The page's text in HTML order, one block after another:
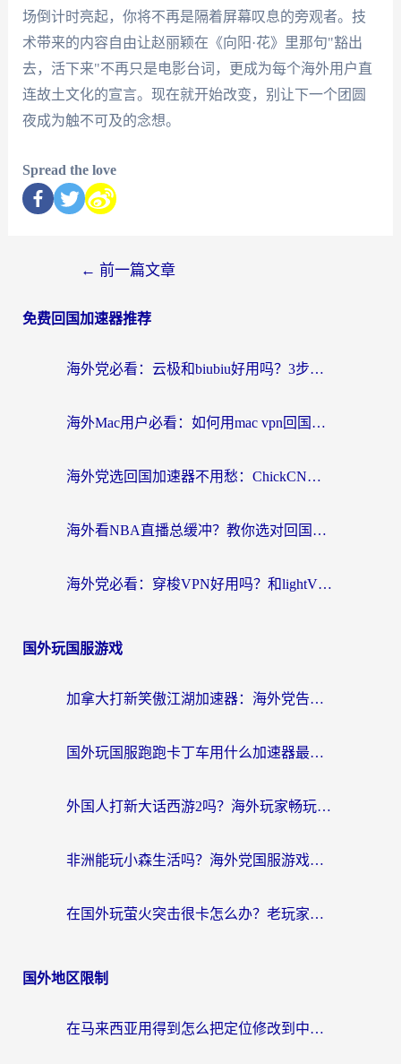
场倒计时亮起，你将不再是隔着屏幕叹息的旁观者。技
术带来的内容自由让赵丽颖在《向阳·花》里那句"豁出
去，活下来"不再只是电影台词，更成为每个海外用户直
连故土文化的宣言。现在就开始改变，别让下一个团圆
夜成为触不可及的念想。
Spread the love
← 前一篇文章
免费回国加速器推荐
海外党必看：云极和biubiu好用吗？3步选对回国加速器，无缝刷国内剧玩手游
海外Mac用户必看：如何用mac vpn回国实现无缝刷国内剧玩国服？
海外党选回国加速器不用愁：ChickCN和SpeedCN好用吗？实测对比+避坑指南
海外看NBA直播总缓冲？教你选对回国加速器，无缝看球还能刷国内剧
海外党必看：穿梭VPN好用吗？和lightVPN对比哪个回国效果更好？附真实体验与选择指南
国外玩国服游戏
加拿大打新笑傲江湖加速器：海外党告别延迟卡顿的实用指南
国外玩国服跑跑卡丁车用什么加速器最好？2026真实玩家亲测避坑指南
外国人打新大话西游2吗？海外玩家畅玩国服游戏的终极加速器指南
非洲能玩小森生活吗？海外党国服游戏加速器终极指南（附阿根廷CF手游帕斯卡契约解决方案）
在国外玩萤火突击很卡怎么办？老玩家亲测有效的加速器选择指南
国外地区限制
在马来西亚用得到怎么把定位修改到中国国内？留学生亲测有效的追剧看片攻略